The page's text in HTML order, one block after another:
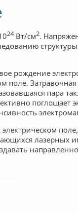
24Вт/см2.
рождение
поле.
пара
поглощает
электрическом
лазерных